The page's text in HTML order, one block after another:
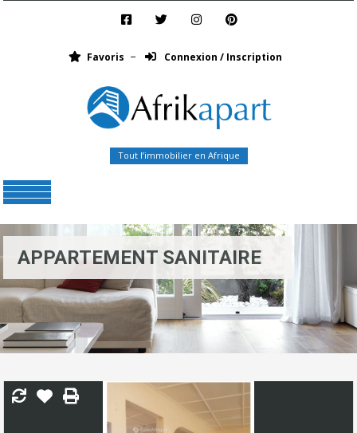
Favoris Connexion / Inscription
Tout l’immobilier en Afrique
APPARTEMENT SANITAIRE